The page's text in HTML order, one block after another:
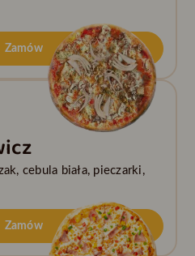
Zamów
cebula biała, pieczarki,
Zamów